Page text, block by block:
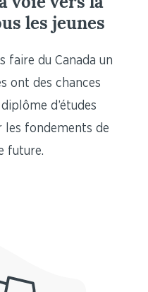
les jeunes
faire du Canada un
ont des chances
d’études
les fondements de
future.